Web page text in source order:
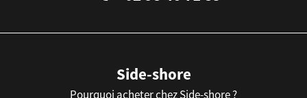
Side-shore
Pourquoi acheter chez Side-shore ?